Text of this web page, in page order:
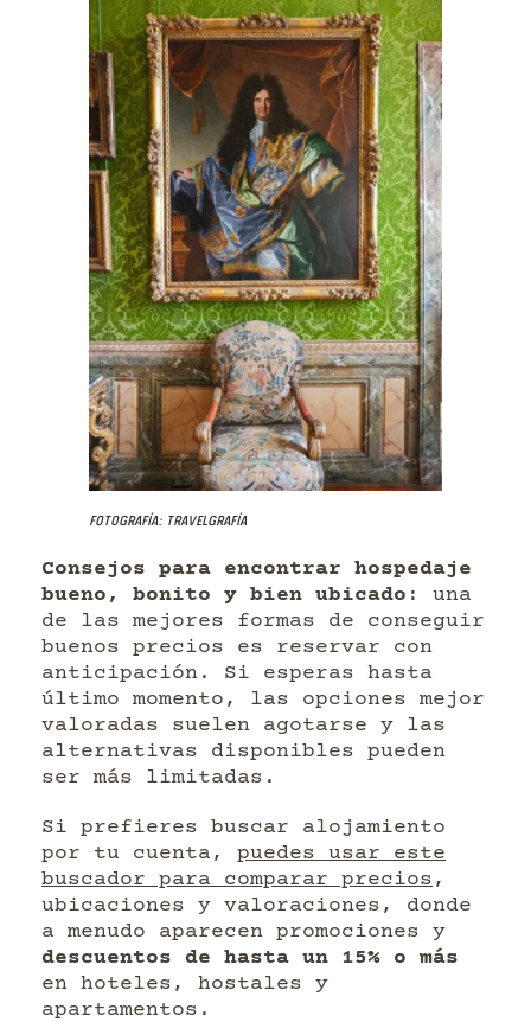
Fotografía: Travelgrafía
Consejos para encontrar hospedaje
bueno, bonito y bien ubicado : una
de las mejores formas de conseguir
buenos precios es reservar con
anticipación. Si esperas hasta
último momento, las opciones mejor
valoradas suelen agotarse y las
alternativas disponibles pueden
ser más limitadas.
Si prefieres buscar alojamiento
por tu cuenta, puedes usar este
buscador para comparar precios,
ubicaciones y valoraciones, donde
a menudo aparecen promociones y
descuentos de hasta un 15% o más
en hoteles, hostales y
apartamentos.